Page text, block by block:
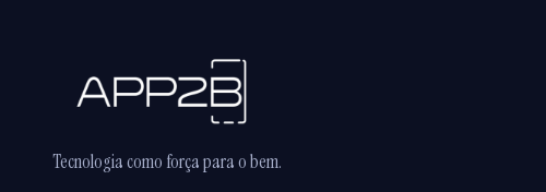
Tecnologia como força para o bem.